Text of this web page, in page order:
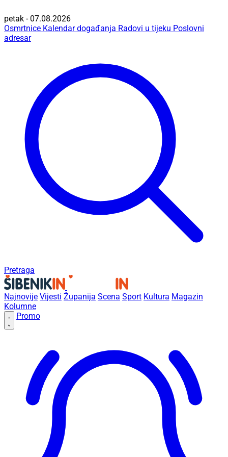
petak - 07.08.2026
Osmrtnice Kalendar događanja Radovi u tijeku Poslovni
adresar
Pretraga
Najnovije Vijesti Županija Scena Sport Kultura Magazin
Kolumne
Promo